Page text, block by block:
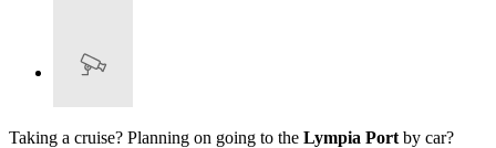
Taking a cruise? Planning on going to the Lympia Port by car?